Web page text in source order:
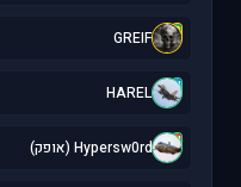
G
GREIF
H
HAREL
H Hypersw0rd (אופק)